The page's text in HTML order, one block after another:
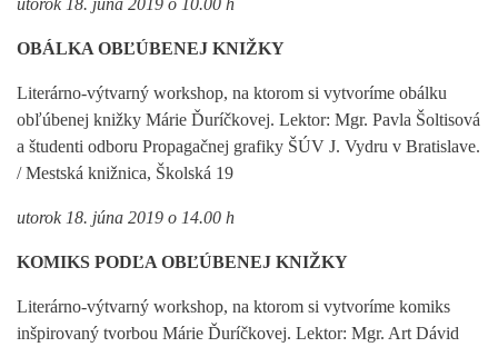
OBÁLKA OBĽÚBENEJ KNIŽKY
Literárno-výtvarný workshop, na ktorom si vytvoríme obálku
obľúbenej knižky Márie Ďuríčkovej. Lektor: Mgr. Pavla Šoltisová
a študenti odboru Propagačnej grafiky ŠÚV J. Vydru v Bratislave.
/ Mestská knižnica, Školská 19
utorok 18. júna 2019 o 14.00 h
KOMIKS PODĽA OBĽÚBENEJ KNIŽKY
Literárno-výtvarný workshop, na ktorom si vytvoríme komiks
inšpirovaný tvorbou Márie Ďuríčkovej. Lektor: Mgr. Art Dávid